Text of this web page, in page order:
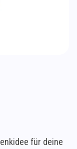
für deine